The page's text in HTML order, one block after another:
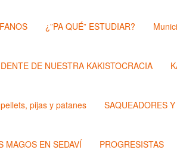
¿”PA QUÉ” ESTUDIAR?
DE NUESTRA KAKISTOCRACIA
pijas y patanes SAQUEADORES
MAGOS EN SEDAVÍ PROGRESISTAS